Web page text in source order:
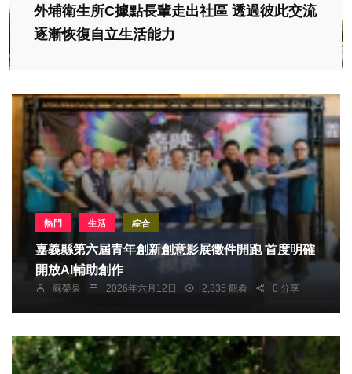
外埔衛生所C據點長輩走出社區 透過彼此交流
逐漸恢復自立生活能力
熱門 生活 綜合
嘉義縣第六屆青年創新創意影展徵件開跑 首度明確
開放AI輔助創作
蘇榮泉 2026年六月12日 2,335 觀看 0 分享